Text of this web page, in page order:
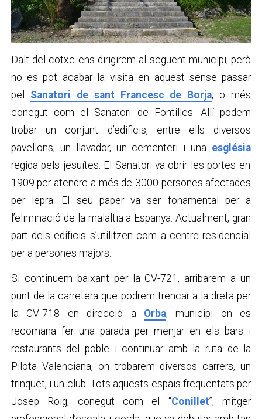
Dalt del cotxe ens dirigirem al següent municipi, però
no es pot acabar la visita en aquest sense passar
pel Sanatori de sant Francesc de Borja, o més
conegut com el Sanatori de Fontilles. Allí podem
trobar un conjunt d’edificis, entre ells diversos
pavellons, un llavador, un cementeri i una església
regida pels jesuïtes. El Sanatori va obrir les portes en
1909 per atendre a més de 3000 persones afectades
per lepra. El seu paper va ser fonamental per a
l’eliminació de la malaltia a Espanya. Actualment, gran
part dels edificis s’utilitzen com a centre residencial
per a persones majors.
Si continuem baixant per la CV-721, arribarem a un
punt de la carretera que podrem trencar a la dreta per
la CV-718 en direcció a Orba, municipi on es
recomana fer una parada per menjar en els bars i
restaurants del poble i continuar amb la ruta de la
Pilota Valenciana, on trobarem diversos carrers, un
trinquet, i un club. Tots aquests espais freqüentats per
Josep Roig, conegut com el “Conillet”, mitger